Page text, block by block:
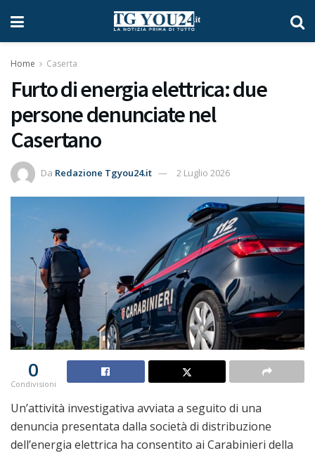
Home Caserta
Furto di energia elettrica: due
persone denunciate nel
Casertano
Da Redazione Tgyou24.it 2 Luglio 2026
0
Condivisioni
Un’attività investigativa avviata a seguito di una
denuncia presentata dalla società di distribuzione
dell’energia elettrica ha consentito ai Carabinieri della